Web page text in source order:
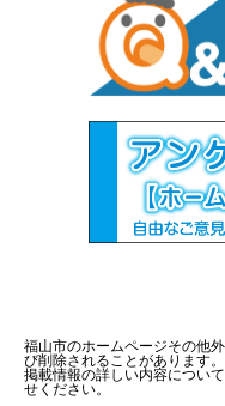
福山市のホームページその他
び削除されることがあります。
掲載情報の詳しい内容につい
せください。